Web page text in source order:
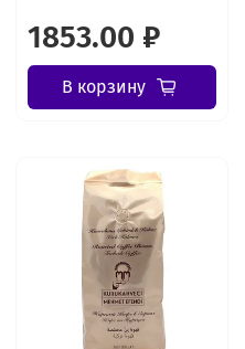
1853.00 ₽
В корзину